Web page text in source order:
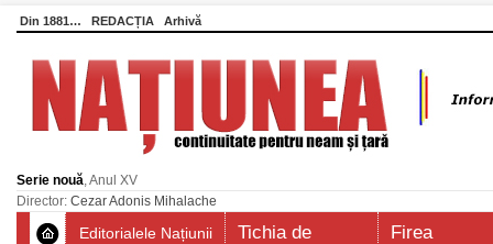
Din 1881… REDACȚIA Arhivă
Serie nouă, Anul XV
Director: Cezar Adonis Mihalache
Editorialele Națiunii
Tichia de
Firea